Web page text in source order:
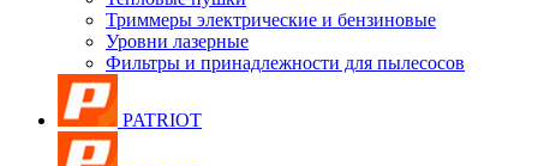
Триммеры электрические и бензиновые
Уровни лазерные
Фильтры и принадлежности для пылесосов
PATRIOT